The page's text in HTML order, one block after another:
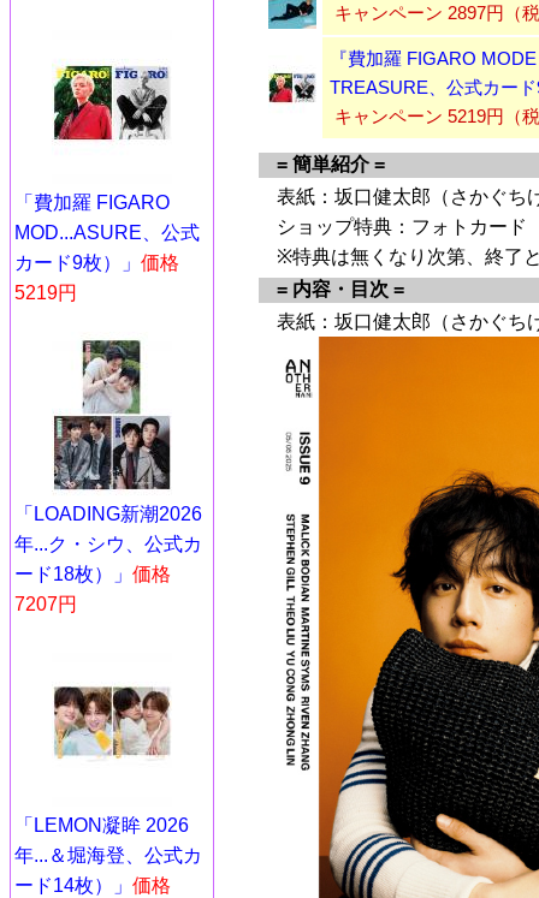
「費加羅 FIGARO
MOD...ASURE、公式
カード9枚）」 価格
5219円
「LOADING新潮2026
年...ク・シウ、公式カ
ード18枚）」 価格
7207円
「LEMON凝眸 2026
年...＆堀海登、公式カ
ード14枚）」 価格
キャンペーン 2897円（
『費加羅 FIGARO
TREASURE、公式カー
キャンペーン 5219円（
= 簡単紹介 =
表紙：坂口健太郎（さかぐち
ショップ特典：フォトカード
※特典は無くなり次第、終了
= 内容・目次 =
表紙：坂口健太郎（さかぐち